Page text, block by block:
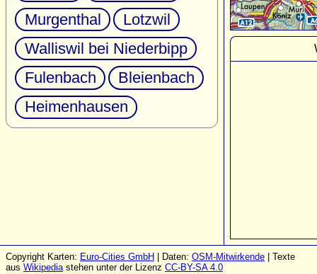
Murgenthal
Lotzwil
Walliswil bei Niederbipp
Fulenbach
Bleienbach
Heimenhausen
Copyright Karten: Euro-Cities GmbH | Daten: OSM-Mitwirkende | Texte
aus Wikipediastehen unter der Lizenz CC-BY-SA 4.0